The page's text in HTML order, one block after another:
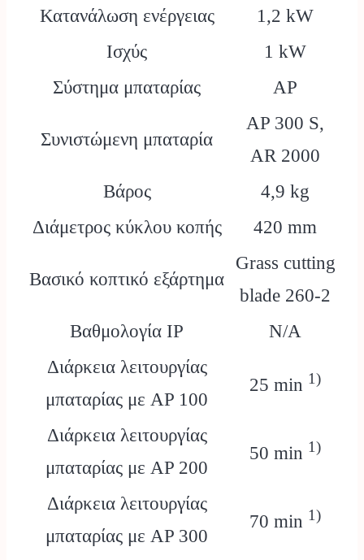
Κατανάλωση ενέργειας
1,2 kW
Ισχύς
1 kW
Σύστημα μπαταρίας
AP
Συνιστώμενη μπαταρία
AP 300 S,
AR 2000
Βάρος
4,9 kg
Διάμετρος κύκλου κοπής
420 mm
Βασικό κοπτικό εξάρτημα
Grass cutting
blade 260-2
Βαθμολογία IP
N/A
Διάρκεια λειτουργίας
μπαταρίας με AP 100
25 min 1)
Διάρκεια λειτουργίας
μπαταρίας με AP 200
50 min 1)
Διάρκεια λειτουργίας
μπαταρίας με AP 300
70 min 1)